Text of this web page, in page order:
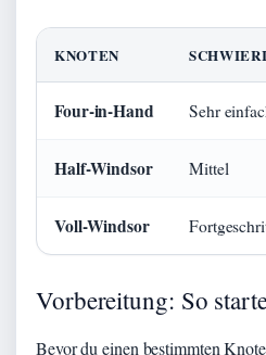
KNOTEN
Four-in-Hand Sehr
Half-Windsor Mittel
Voll-Windsor
Vorbereitung: So
Bevor du einen bestimmten